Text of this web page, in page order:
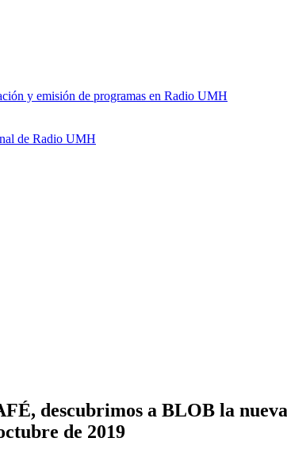
y emisión de programas en Radio UMH
de Radio UMH
descubrimos a BLOB la
de 2019